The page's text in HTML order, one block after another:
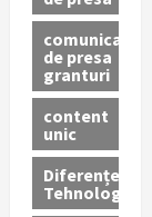
comunicate
de presa
granturi
content
unic
Diferențe
Tehnologice